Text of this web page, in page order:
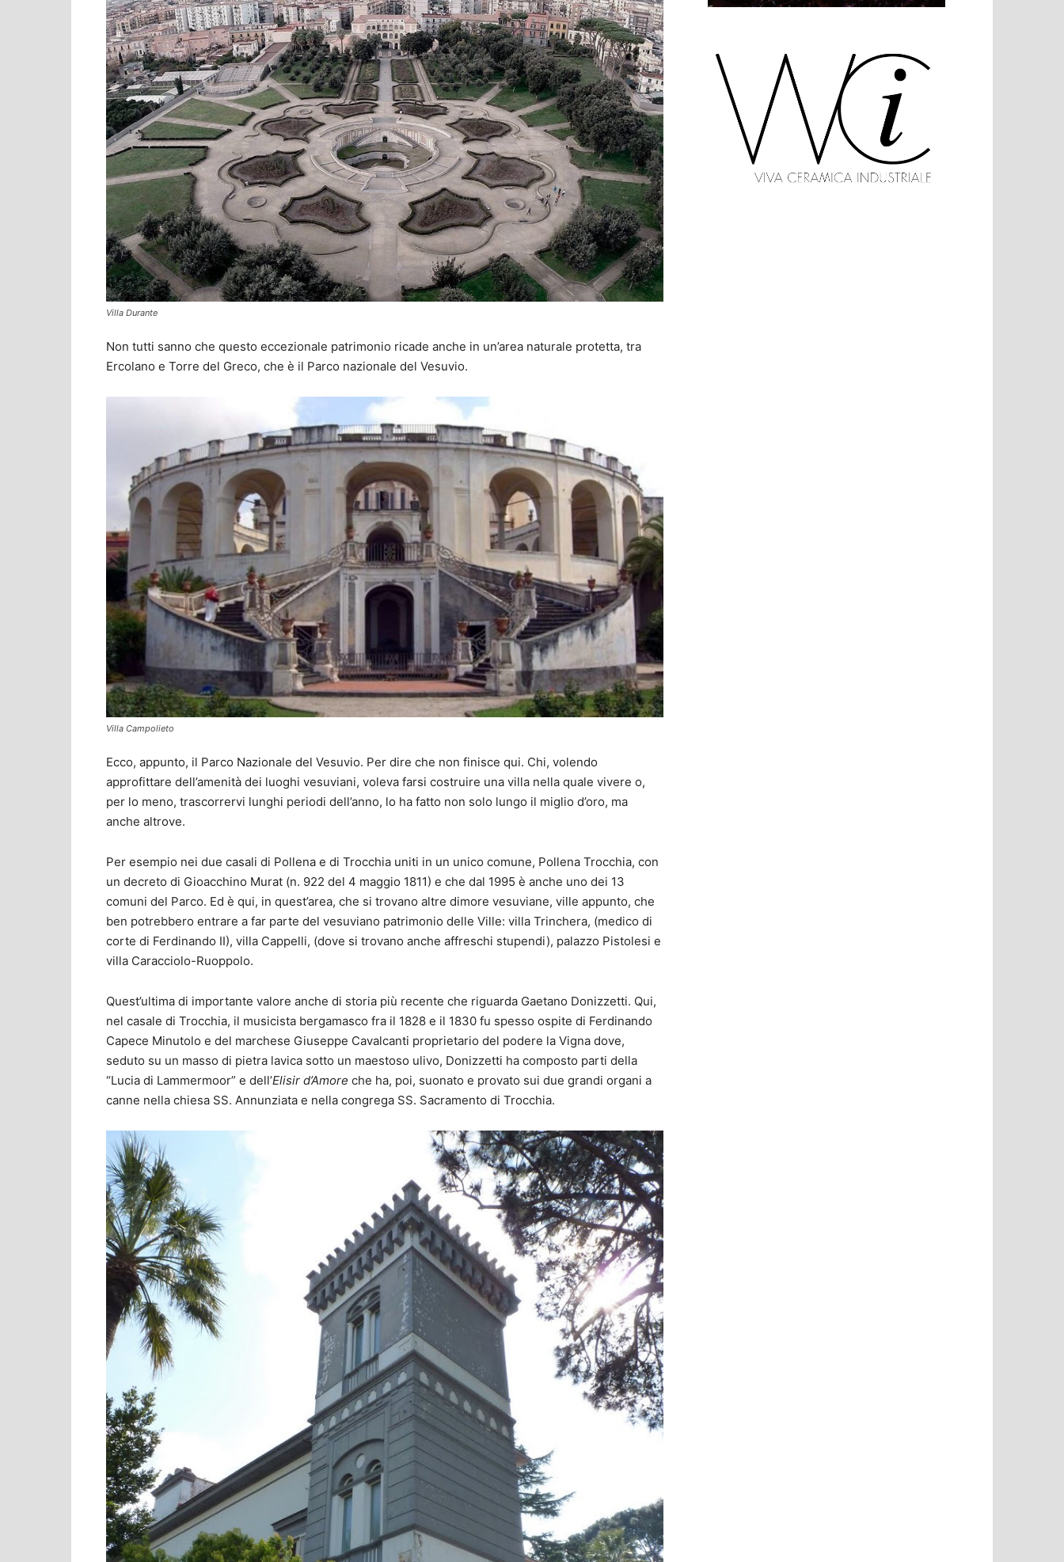
Villa Durante
Non tutti sanno che questo eccezionale patrimonio ricade anche in un’area naturale protetta, tra
Ercolano e Torre del Greco, che è il Parco nazionale del Vesuvio.
Villa Campolieto
Ecco, appunto, il Parco Nazionale del Vesuvio. Per dire che non finisce qui. Chi, volendo
approfittare dell’amenità dei luoghi vesuviani, voleva farsi costruire una villa nella quale vivere o,
per lo meno, trascorrervi lunghi periodi dell’anno, lo ha fatto non solo lungo il miglio d’oro, ma
anche altrove.
Per esempio nei due casali di Pollena e di Trocchia uniti in un unico comune, Pollena Trocchia, con
un decreto di Gioacchino Murat (n. 922 del 4 maggio 1811) e che dal 1995 è anche uno dei 13
comuni del Parco. Ed è qui, in quest’area, che si trovano altre dimore vesuviane, ville appunto, che
ben potrebbero entrare a far parte del vesuviano patrimonio delle Ville: villa Trinchera, (medico di
corte di Ferdinando II), villa Cappelli, (dove si trovano anche affreschi stupendi), palazzo Pistolesi e
villa Caracciolo-Ruoppolo.
Quest’ultima di importante valore anche di storia più recente che riguarda Gaetano Donizzetti. Qui,
nel casale di Trocchia, il musicista bergamasco fra il 1828 e il 1830 fu spesso ospite di Ferdinando
Capece Minutolo e del marchese Giuseppe Cavalcanti proprietario del podere la Vigna dove,
seduto su un masso di pietra lavica sotto un maestoso ulivo, Donizzetti ha composto parti della
“Lucia di Lammermoor” e dell’Elisir d’Amore che ha, poi, suonato e provato sui due grandi organi a
canne nella chiesa SS. Annunziata e nella congrega SS. Sacramento di Trocchia.